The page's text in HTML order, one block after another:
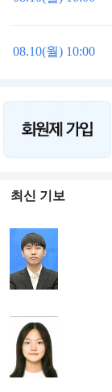
08.10(월) 10:00
최신 기보